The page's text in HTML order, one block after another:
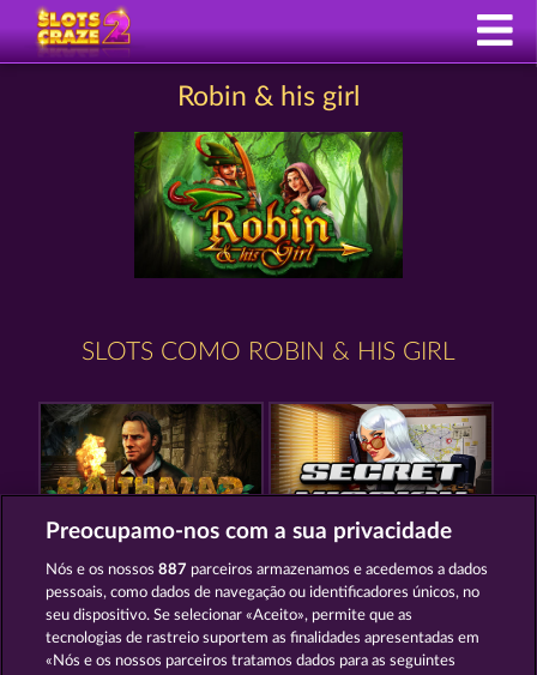
Robin & his girl
SLOTS COMO ROBIN & HIS GIRL
BALTHAZAR SECRET MISSION
Preocupamo-nos com a sua privacidade
Nós e os nossos887 parceiros armazenamos e acedemos a dados
pessoais, como dados de navegação ou identificadores únicos, no
seu dispositivo. Se selecionar «Aceito», permite que as
tecnologias de rastreio suportem as finalidades apresentadas em
«Nós e os nossos parceiros tratamos dados para as seguintes